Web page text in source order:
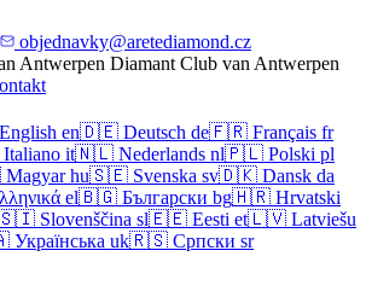
objednavky@aretediamond.cz
Antwerpen Diamant Club van Antwerpen
English en🇩🇪 Deutsch de🇫🇷 Français fr
Italiano it🇳🇱 Nederlands nl🇵🇱 Polski pl
Magyar hu🇸🇪 Svenska sv🇩🇰 Dansk da
el🇧🇬 Български bg🇭🇷 Hrvatski
Slovenščina sl🇪🇪 Eesti et🇱🇻 Latviešu
Українська uk🇷🇸 Српски sr